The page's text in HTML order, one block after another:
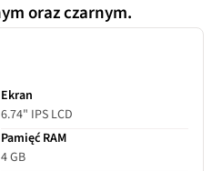
oraz czarnym.
Ekran
6.74" IPS LCD
Pamięć RAM
4 GB